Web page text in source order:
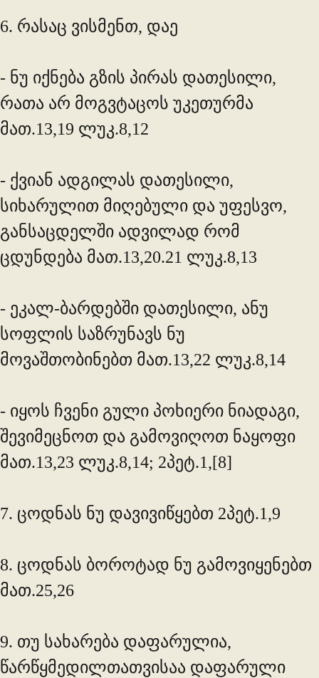
6. რასაც ვისმენთ, დაე
- ნუ იქნება გზის პირას დათესილი,
რათა არ მოგვტაცოს უკეთურმა
მათ.13,19 ლუკ.8,12
- ქვიან ადგილას დათესილი,
სიხარულით მიღებული და უფესვო,
განსაცდელში ადვილად რომ
ცდუნდება მათ.13,20.21 ლუკ.8,13
- ეკალ-ბარდებში დათესილი, ანუ
სოფლის საზრუნავს ნუ
მოვაშთობინებთ მათ.13,22 ლუკ.8,14
- იყოს ჩვენი გული პოხიერი ნიადაგი,
შევიმეცნოთ და გამოვიღოთ ნაყოფი
მათ.13,23 ლუკ.8,14; 2პეტ.1,[8]
7. ცოდნას ნუ დავივიწყებთ 2პეტ.1,9
8. ცოდნას ბოროტად ნუ გამოვიყენებთ
მათ.25,26
9. თუ სახარება დაფარულია,
წარწყმედილთათვისაა დაფარული